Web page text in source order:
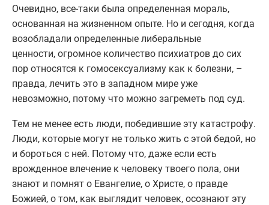
Очевидно, все-таки была определенная мораль,
основанная на жизненном опыте. Но и сегодня, когда
возобладали определенные либеральные
ценности, огромное количество психиатров до сих
пор относятся к гомосексуализму как к болезни, –
правда, лечить это в западном мире уже
невозможно, потому что можно загреметь под суд.
Тем не менее есть люди, победившие эту катастрофу.
Люди, которые могут не только жить с этой бедой, но
и бороться с ней. Потому что, даже если есть
врожденное влечение к человеку твоего пола, они
знают и помнят о Евангелие, о Христе, о правде
Божией, о том, как выглядит человек, осознают эту